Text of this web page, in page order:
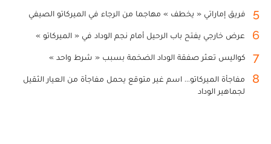
5 فريق إماراتي « يخطف » مهاجما من الرجاء في الميركاتو الصيفي
6 عرض خارجي يفتح باب الرحيل أمام نجم الوداد في « الميركاتو »
7 كواليس تعثر صفقة الوداد الضخمة بسبب « شرط واحد »
8
مفاجأة الميركاتو... اسم غير متوقع يحمل مفاجأة من العيار الثقيل
لجماهير الوداد